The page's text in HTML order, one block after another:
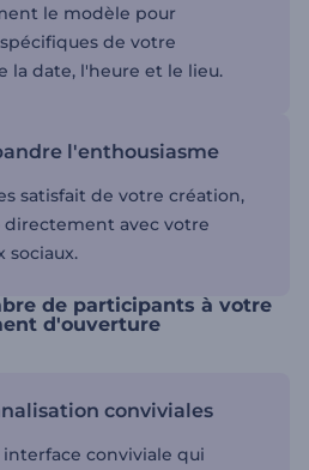
le modèle pour
de votre
la date, l'heure et le lieu.
l'enthousiasme
satisfait de votre création,
avec votre
sociaux.
de participants à votre
d'ouverture
conviviales
conviviale qui